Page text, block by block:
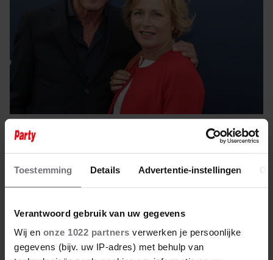
Toestemming Details Advertentie-instellingen
Verantwoord gebruik van uw gegevens
Wij en onze 1022 partners verwerken je persoonlijke
gegevens (bijv. uw IP-adres) met behulp van